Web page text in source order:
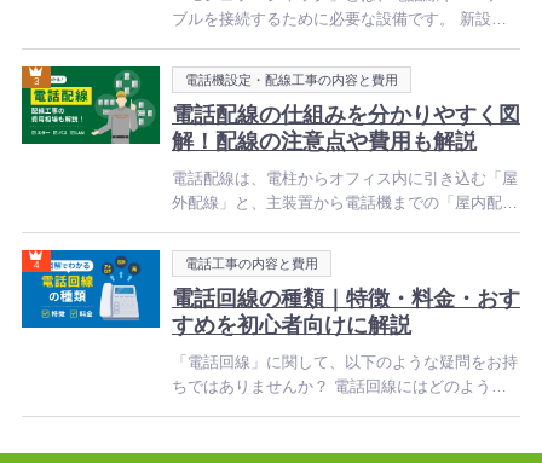
ブルを接続するために必要な設備です。 新設・
な疑問
電話配線の仕組みを分かりやすく図
解！配線の注意点や費用も解説
カ
テ
ゴ
リ
ー
電話機設定・配線工事の内容と費用
電話配線は、電柱からオフィス内に引き込む「屋
外配線」と、主装置から電話機までの「屋内配
も、配線方
電話回線の種類｜特徴・料金・おす
すめを初心者向けに解説
カ
テ
ゴ
リ
ー
電話工事の内容と費用
「電話回線」に関して、以下のような疑問をお持
ちではありませんか？ 電話回線にはどのような